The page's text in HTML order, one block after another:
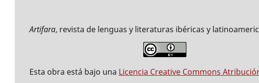
Artifara, revista de lenguas y literaturas ibéricas y
Esta obra está bajo una Licencia Creative Commons